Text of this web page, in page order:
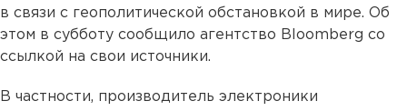
в связи с геополитической обстановкой в мире. Об
этом в субботу сообщило агентство Bloomberg со
ссылкой на свои источники.
В частности, производитель электроники